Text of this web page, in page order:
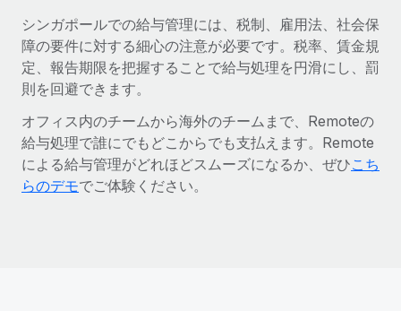
シンガポールでの給与管理には、税制、雇用法、社会保
障の要件に対する細心の注意が必要です。税率、賃金規
定、報告期限を把握することで給与処理を円滑にし、罰
則を回避できます。
オフィス内のチームから海外のチームまで、Remoteの
給与処理で誰にでもどこからでも支払えます。Remote
による給与管理がどれほどスムーズになるか、ぜひこち
らのデモでご体験ください。